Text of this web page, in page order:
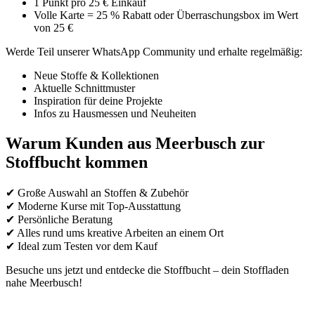
1 Punkt pro 25 € Einkauf
Volle Karte = 25 % Rabatt oder Überraschungsbox im Wert
von 25 €
Werde Teil unserer WhatsApp Community und erhalte regelmäßig:
Neue Stoffe & Kollektionen
Aktuelle Schnittmuster
Inspiration für deine Projekte
Infos zu Hausmessen und Neuheiten
Warum Kunden aus Meerbusch zur
Stoffbucht kommen
✔ Große Auswahl an Stoffen & Zubehör
✔ Moderne Kurse mit Top-Ausstattung
✔ Persönliche Beratung
✔ Alles rund ums kreative Arbeiten an einem Ort
✔ Ideal zum Testen vor dem Kauf
Besuche uns jetzt und entdecke die Stoffbucht – dein Stoffladen
nahe Meerbusch!